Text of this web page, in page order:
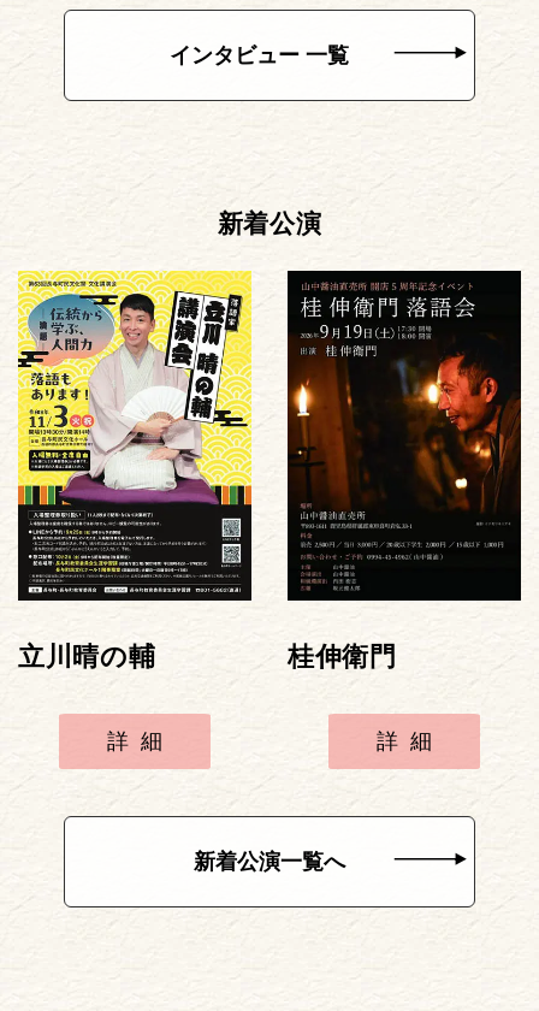
インタビュー 一覧
新着公演
立川晴の輔
詳細
桂伸衛門
詳細
新着公演一覧へ